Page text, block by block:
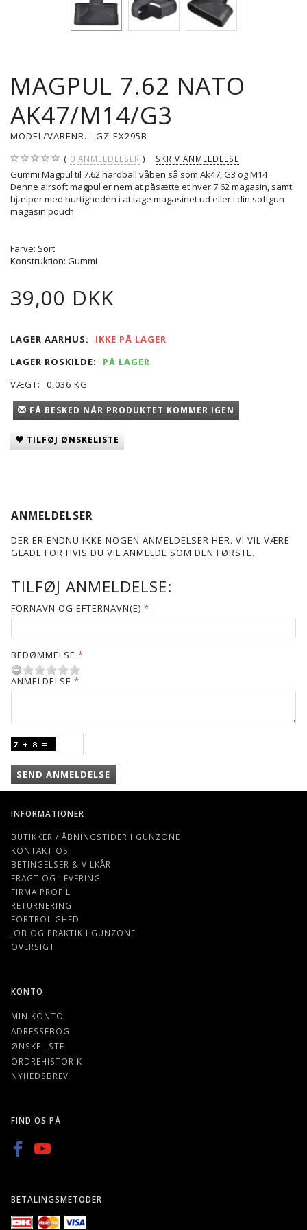
MAGPUL 7.62 NATO
AK47/M14/G3
MODEL/VARENR.: GZ-EX295B
0 ANMELDELSER SKRIV ANMELDELSE
Gummi Magpul til 7.62 hardball våben så som Ak47, G3 og M14
Denne airsoft magpul er nem at påsætte et hver 7.62 magasin, samt
hjælper med hurtigheden i at tage magasinet ud eller i din softgun
magasin pouch
Farve: Sort
Konstruktion: Gummi
39,00 DKK
LAGER AARHUS:
IKKE PÅ LAGER
LAGER ROSKILDE:
PÅ LAGER
VÆGT:
0,036 KG
FÅ BESKED NÅR PRODUKTET KOMMER IGEN
TILFØJ ØNSKELISTE
ANMELDELSER
DER ER ENDNU IKKE NOGEN ANMELDELSER HER. VI VIL VÆRE
GLADE FOR HVIS DU VIL ANMELDE SOM DEN FØRSTE.
TILFØJ ANMELDELSE:
FORNAVN OG EFTERNAVN(E)
BEDØMMELSE
ANMELDELSE
SEND ANMELDELSE
INFORMATIONER
BUTIKKER / ÅBNINGSTIDER I GUNZONE
KONTAKT OS
BETINGELSER & VILKÅR
FRAGT OG LEVERING
FIRMA PROFIL
RETURNERING
FORTROLIGHED
JOB OG PRAKTIK I GUNZONE
OVERSIGT
KONTO
MIN KONTO
ADRESSEBOG
ØNSKELISTE
ORDREHISTORIK
NYHEDSBREV
FIND OS PÅ
BETALINGSMETODER